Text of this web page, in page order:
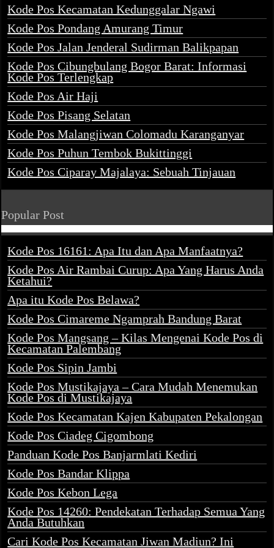
Kode Pos Kecamatan Kedunggalar Ngawi
Kode Pos Pondang Amurang Timur
Kode Pos Jalan Jenderal Sudirman Balikpapan
Kode Pos Cibungbulang Bogor Barat: Informasi
Kode Pos Terlengkap
Kode Pos Air Haji
Kode Pos Pisang Selatan
Kode Pos Malangjiwan Colomadu Karanganyar
Kode Pos Puhun Tembok Bukittinggi
Kode Pos Ciparay Majalaya: Sebuah Tinjauan
Popular Post
Kode Pos 16161: Apa Itu dan Apa Manfaatnya?
Kode Pos Air Rambai Curup: Apa Yang Harus Anda
Ketahui?
Apa itu Kode Pos Belawa?
Kode Pos Cimareme Ngamprah Bandung Barat
Kode Pos Mangsang – Kilas Mengenai Kode Pos di
Kecamatan Palembang
Kode Pos Sipin Jambi
Kode Pos Mustikajaya – Cara Mudah Menemukan
Kode Pos di Mustikajaya
Kode Pos Kecamatan Kajen Kabupaten Pekalongan
Kode Pos Ciadeg Cigombong
Panduan Kode Pos Banjarmlati Kediri
Kode Pos Bandar Klippa
Kode Pos Kebon Lega
Kode Pos 14260: Pendekatan Terhadap Semua Yang
Anda Butuhkan
Cari Kode Pos Kecamatan Jiwan Madiun? Ini